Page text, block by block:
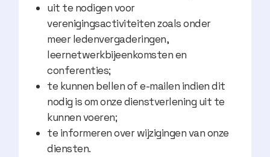
uit te nodigen voor
verenigingsactiviteiten zoals onder
meer ledenvergaderingen,
leernetwerkbijeenkomsten en
conferenties;
te kunnen bellen of e-mailen indien dit
nodig is om onze dienstverlening uit te
kunnen voeren;
te informeren over wijzigingen van onze
diensten.